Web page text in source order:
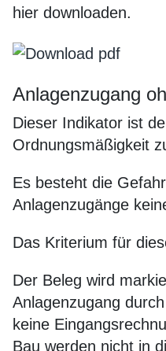
hier downloaden.
Anlagenzugang
Dieser Indikator ist
Ordnungsmäßigkeit
Es besteht die
Anlagenzugänge
Das Kriterium für
Der Beleg wird
Anlagenzugang
keine
Bau werden nicht in